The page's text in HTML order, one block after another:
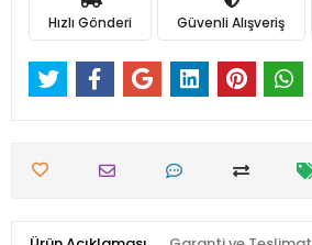
Hızlı Gönderi Güvenli Alışveriş